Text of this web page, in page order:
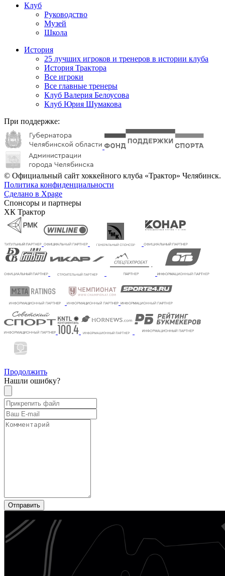
Клуб
Руководство
Музей
Школа
История
25 лучших игроков и тренеров в истории клуба
История Трактора
Все игроки
Все главные тренеры
Клуб Валерия Белоусова
Клуб Юрия Шумакова
При поддержке:
© Официальный сайт хоккейного клуба «Трактор» Челябинск.
Политика конфиденциальности
Сделано в Xpage
Спонсоры и партнеры
ХК Трактор
Продолжить
Нашли ошибку?